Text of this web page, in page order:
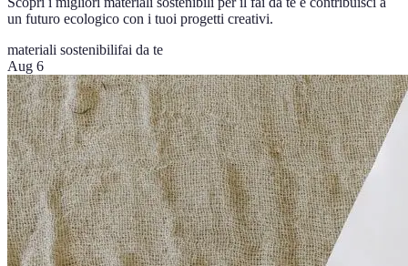
un futuro ecologico con i tuoi progetti creativi.
materiali sostenibilifai da te
Aug 6